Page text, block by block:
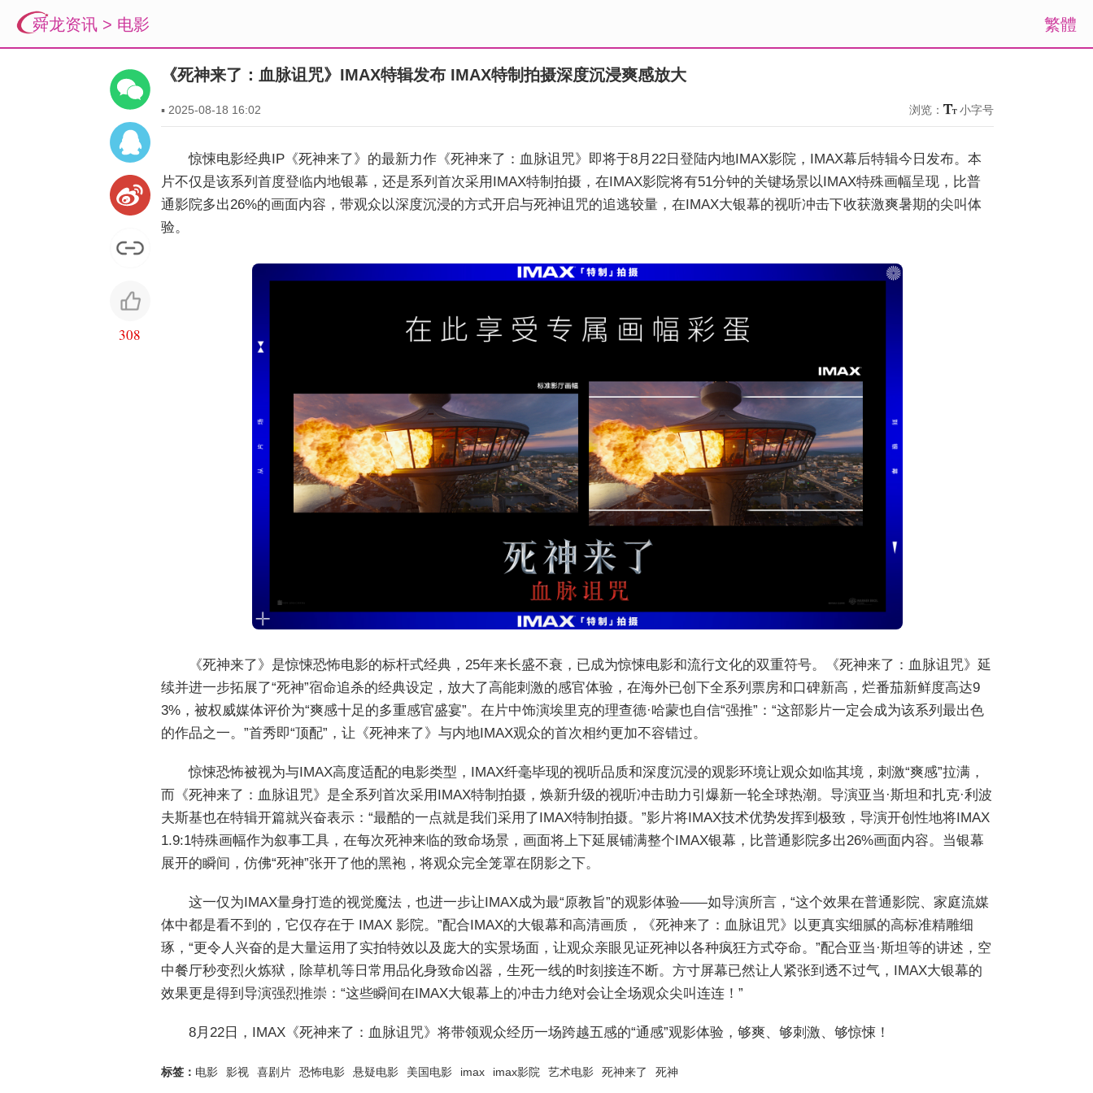
繁體
舜龙资讯 > 电影
308
《死神来了：血脉诅咒》IMAX特辑发布 IMAX特制拍摄深度沉浸爽感放大
▪ 2025-08-18 16:02 浏览： 小字号
惊悚电影经典IP《死神来了》的最新力作《死神来了：血脉诅咒》即将于8月22日登陆内地IMAX影院，IMAX幕后特辑今日发布。本
片不仅是该系列首度登临内地银幕，还是系列首次采用IMAX特制拍摄，在IMAX影院将有51分钟的关键场景以IMAX特殊画幅呈现，比普
通影院多出26%的画面内容，带观众以深度沉浸的方式开启与死神诅咒的追逃较量，在IMAX大银幕的视听冲击下收获激爽暑期的尖叫体
验。
《死神来了》是惊悚恐怖电影的标杆式经典，25年来长盛不衰，已成为惊悚电影和流行文化的双重符号。《死神来了：血脉诅咒》延
续并进一步拓展了“死神”宿命追杀的经典设定，放大了高能刺激的感官体验，在海外已创下全系列票房和口碑新高，烂番茄新鲜度高达9
3%，被权威媒体评价为“爽感十足的多重感官盛宴”。在片中饰演埃里克的理查德·哈蒙也自信“强推”：“这部影片一定会成为该系列最出色
的作品之一。”首秀即“顶配”，让《死神来了》与内地IMAX观众的首次相约更加不容错过。
惊悚恐怖被视为与IMAX高度适配的电影类型，IMAX纤毫毕现的视听品质和深度沉浸的观影环境让观众如临其境，刺激“爽感”拉满，
而《死神来了：血脉诅咒》是全系列首次采用IMAX特制拍摄，焕新升级的视听冲击助力引爆新一轮全球热潮。导演亚当·斯坦和扎克·利波
夫斯基也在特辑开篇就兴奋表示：“最酷的一点就是我们采用了IMAX特制拍摄。”影片将IMAX技术优势发挥到极致，导演开创性地将IMAX
1.9:1特殊画幅作为叙事工具，在每次死神来临的致命场景，画面将上下延展铺满整个IMAX银幕，比普通影院多出26%画面内容。当银幕
展开的瞬间，仿佛“死神”张开了他的黑袍，将观众完全笼罩在阴影之下。
这一仅为IMAX量身打造的视觉魔法，也进一步让IMAX成为最“原教旨”的观影体验——如导演所言，“这个效果在普通影院、家庭流媒
体中都是看不到的，它仅存在于 IMAX 影院。”配合IMAX的大银幕和高清画质，《死神来了：血脉诅咒》以更真实细腻的高标准精雕细
琢，“更令人兴奋的是大量运用了实拍特效以及庞大的实景场面，让观众亲眼见证死神以各种疯狂方式夺命。”配合亚当·斯坦等的讲述，空
中餐厅秒变烈火炼狱，除草机等日常用品化身致命凶器，生死一线的时刻接连不断。方寸屏幕已然让人紧张到透不过气，IMAX大银幕的
效果更是得到导演强烈推崇：“这些瞬间在IMAX大银幕上的冲击力绝对会让全场观众尖叫连连！”
8月22日，IMAX《死神来了：血脉诅咒》将带领观众经历一场跨越五感的“通感”观影体验，够爽、够刺激、够惊悚！
标签： 电影 影视 喜剧片 恐怖电影 悬疑电影 美国电影 imax imax影院 艺术电影 死神来了 死神